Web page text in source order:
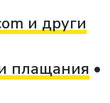
и други
плащания